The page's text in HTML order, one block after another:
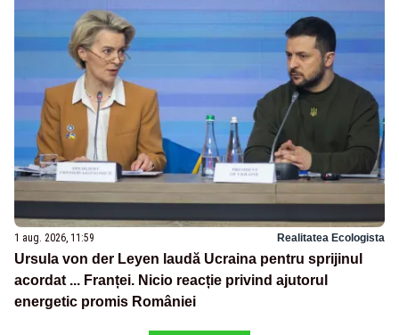
1 aug. 2026, 11:59 Realitatea Ecologista
Ursula von der Leyen laudă Ucraina pentru sprijinul
acordat ... Franței. Nicio reacție privind ajutorul
energetic promis României